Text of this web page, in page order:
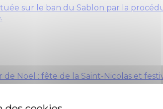
sur le ban du Sablon par la
Noël : fête de la Saint-Nicolas et